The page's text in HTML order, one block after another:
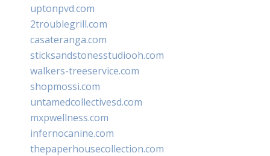
uptonpvd.com
2troublegrill.com
casateranga.com
sticksandstonesstudiooh.com
walkers-treeservice.com
shopmossi.com
untamedcollectivesd.com
mxpwellness.com
infernocanine.com
thepaperhousecollection.com